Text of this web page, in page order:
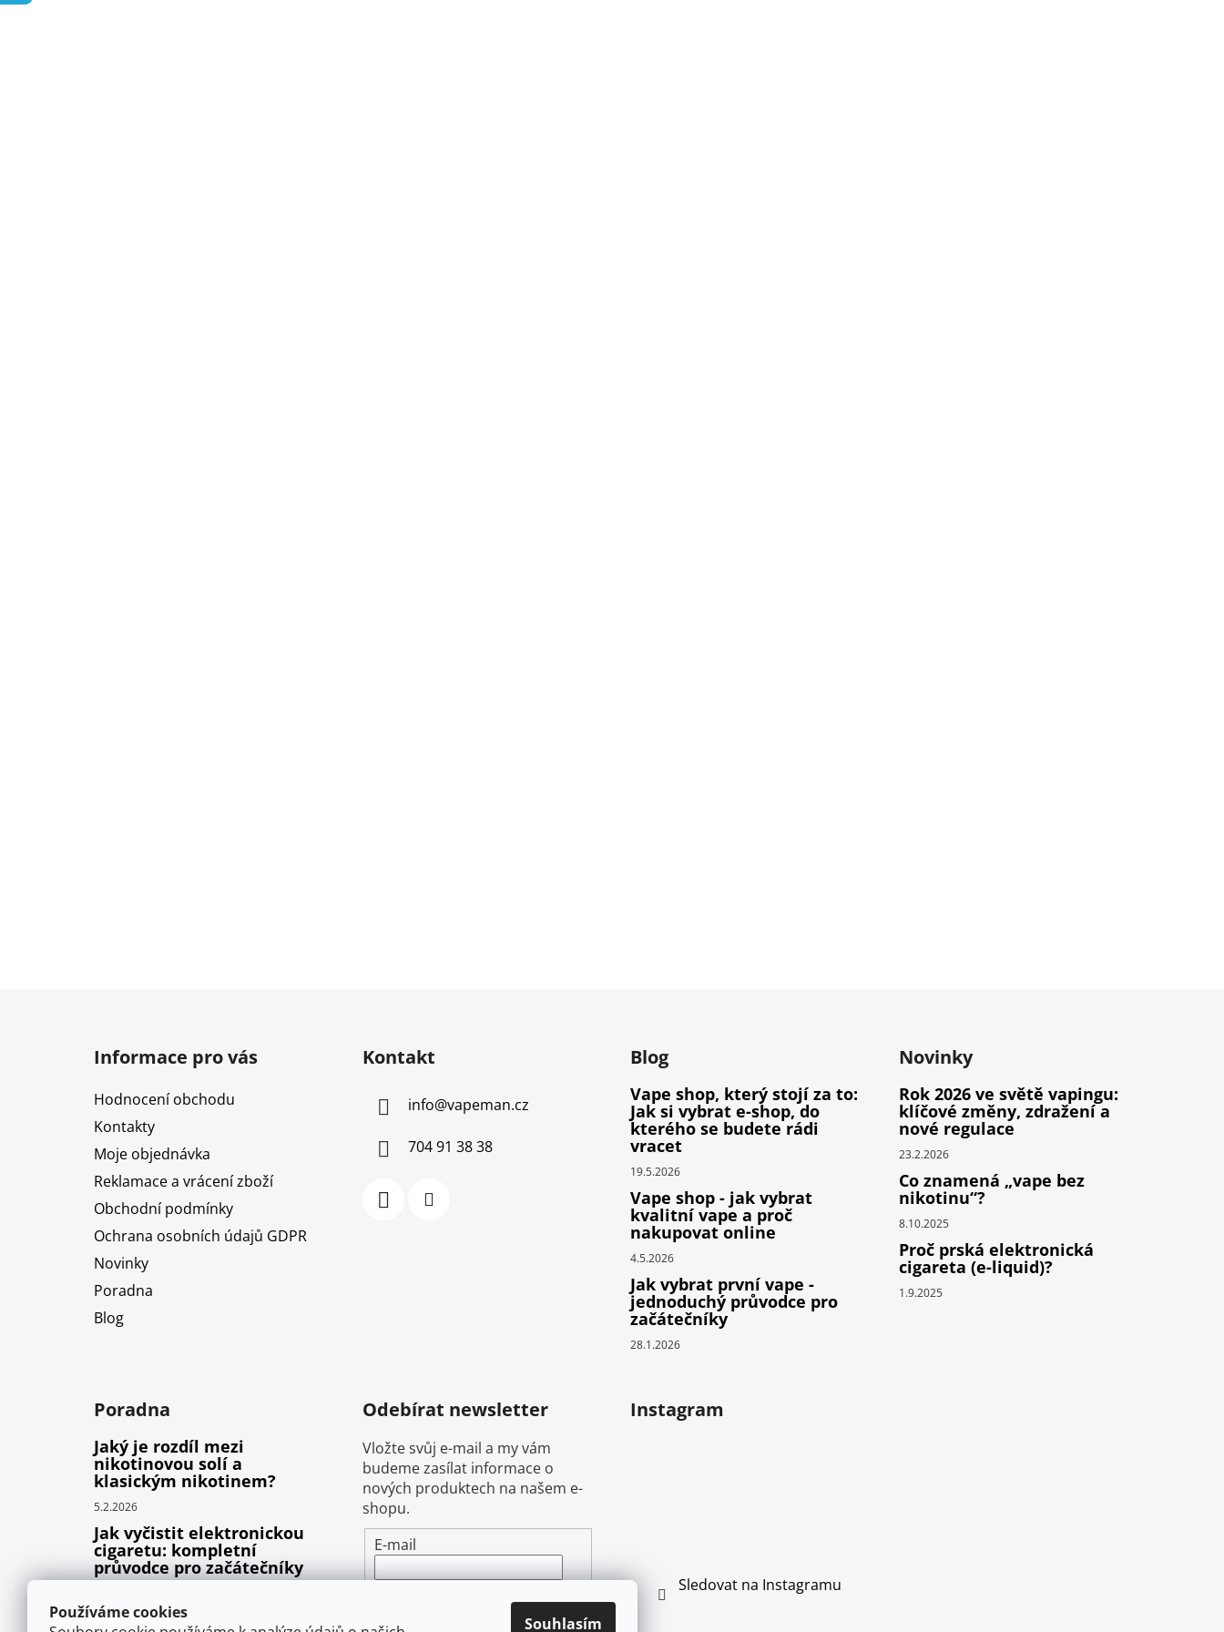
Používáme cookies
Souhlasím
Informace pro vás
Hodnocení obchodu
Kontakty
Moje objednávka
Reklamace a vrácení zboží
Obchodní podmínky
Ochrana osobních údajů GDPR
Novinky
Poradna
Blog
Kontakt
info@vapeman.cz
704 91 38 38
Blog
Vape shop, který stojí za to:
Jak si vybrat e-shop, do
kterého se budete rádi
vracet
19.5.2026
Vape shop - jak vybrat
kvalitní vape a proč
nakupovat online
4.5.2026
Jak vybrat první vape -
jednoduchý průvodce pro
začátečníky
28.1.2026
Novinky
Rok 2026 ve světě vapingu:
klíčové změny, zdražení a
nové regulace
23.2.2026
Co znamená „vape bez
nikotinu“?
8.10.2025
Proč prská elektronická
cigareta (e-liquid)?
1.9.2025
Poradna
Jaký je rozdíl mezi
nikotinovou solí a
klasickým nikotinem?
5.2.2026
Jak vyčistit elektronickou
cigaretu: kompletní
průvodce pro začátečníky
Proč prská elektronická
Odebírat newsletter
Vložte svůj e-mail a my vám
budeme zasílat informace o
nových produktech na našem e-
shopu.
E-mail
podmínkami ochrany
Instagram
Sledovat na Instagramu